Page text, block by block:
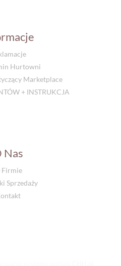
Hurtowni
Marketplace
+ INSTRUKCJA
Nas
Firmie
Sprzedaży